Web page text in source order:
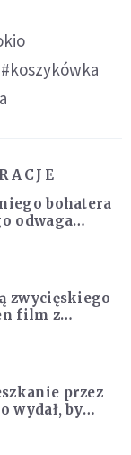
#koszykówka
bohatera
odwaga
zwycięskiego
film z
już
przez
wydał, by
80-letniego